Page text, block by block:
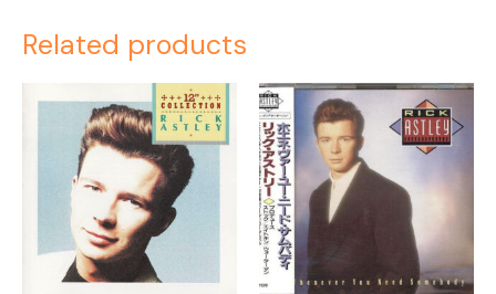
Related products